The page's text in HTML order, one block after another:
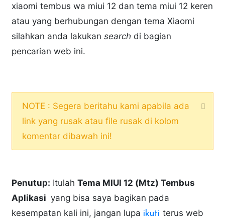
xiaomi tembus wa miui 12 dan tema miui 12 keren
atau yang berhubungan dengan tema Xiaomi
silahkan anda lakukansearch di bagian
pencarian web ini.
NOTE : Segera beritahu kami apabila ada
link yang rusak atau file rusak di kolom
komentar dibawah ini!
Penutup: Itulah Tema MIUI 12 (Mtz) Tembus
Aplikasi yang bisa saya bagikan pada
kesempatan kali ini, jangan lupa ikutiterus web